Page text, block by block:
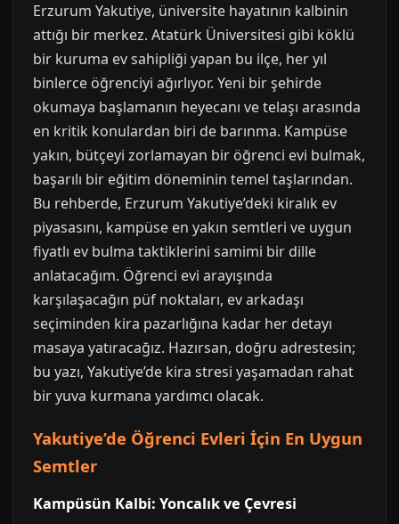
Erzurum Yakutiye, üniversite hayatının kalbinin
attığı bir merkez. Atatürk Üniversitesi gibi köklü
bir kuruma ev sahipliği yapan bu ilçe, her yıl
binlerce öğrenciyi ağırlıyor. Yeni bir şehirde
okumaya başlamanın heyecanı ve telaşı arasında
en kritik konulardan biri de barınma. Kampüse
yakın, bütçeyi zorlamayan bir öğrenci evi bulmak,
başarılı bir eğitim döneminin temel taşlarından.
Bu rehberde, Erzurum Yakutiye’deki kiralık ev
piyasasını, kampüse en yakın semtleri ve uygun
fiyatlı ev bulma taktiklerini samimi bir dille
anlatacağım. Öğrenci evi arayışında
karşılaşacağın püf noktaları, ev arkadaşı
seçiminden kira pazarlığına kadar her detayı
masaya yatıracağız. Hazırsan, doğru adrestesin;
bu yazı, Yakutiye’de kira stresi yaşamadan rahat
bir yuva kurmana yardımcı olacak.
Yakutiye’de Öğrenci Evleri İçin En Uygun
Semtler
Kampüsün Kalbi: Yoncalık ve Çevresi